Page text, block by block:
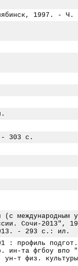
1997. -
- 303 с.
международным
Сочи-
- 293 с.: ил.
: профиль
ин-та фгбоу впо
т физ.